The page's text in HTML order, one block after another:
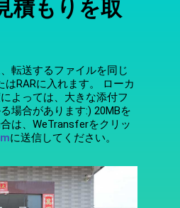
積もりを取
転送するファイルを同じ
RARに入れます。 ローカ
よっては、大きな添付フ
場合があります:) 20MBを
は、WeTransferをクリッ
に送信してください。